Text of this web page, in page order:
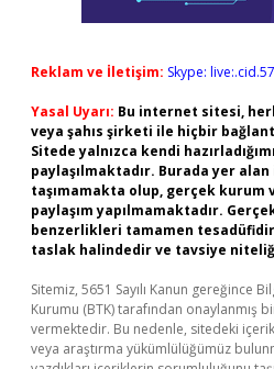
Reklam ve İletişim: Skype:
Yasal Uyarı: Bu internet sitesi,
veya şahıs şirketi ile hiçbir
Sitede yalnızca kendi
paylaşılmaktadır. Burada yer
taşımamakta olup, gerçek kurum
paylaşım yapılmamaktadır.
benzerlikleri tamamen
taslak halindedir ve tavsiye
Sitemiz, 5651 Sayılı Kanun gereğince
Kurumu (BTK) tarafından onaylanmış
vermektedir. Bu nedenle, sitedeki
veya araştırma yükümlülüğümüz